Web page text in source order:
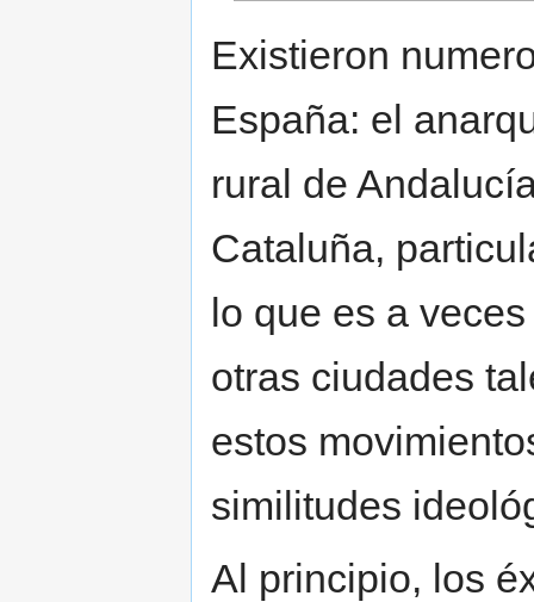
Existieron
España: el
rural de
Cataluña,
lo que es a
otras ciudades
estos
similitudes
Al principio, los